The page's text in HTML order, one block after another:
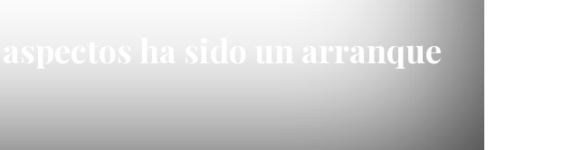
ha sido un arranque